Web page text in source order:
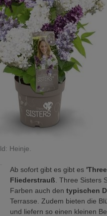
Heinje.
Ab sofort gibt es gibt es
Fliederstrauß . Three Sisters
Farben auch den typischen
Terrasse. Zudem bieten die
und liefern so einen kleinen